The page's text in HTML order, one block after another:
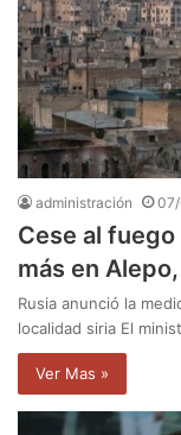
administración
Cese al
más en
Rusia anunció la
localidad siria El
Ver Mas »